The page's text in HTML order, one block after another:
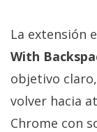
comunicación
digital donde
encontrarás
noticias sobre
tecnología,
móviles,
ordenadores,
La extensión
With
objetivo
volver hacia
Chrome con